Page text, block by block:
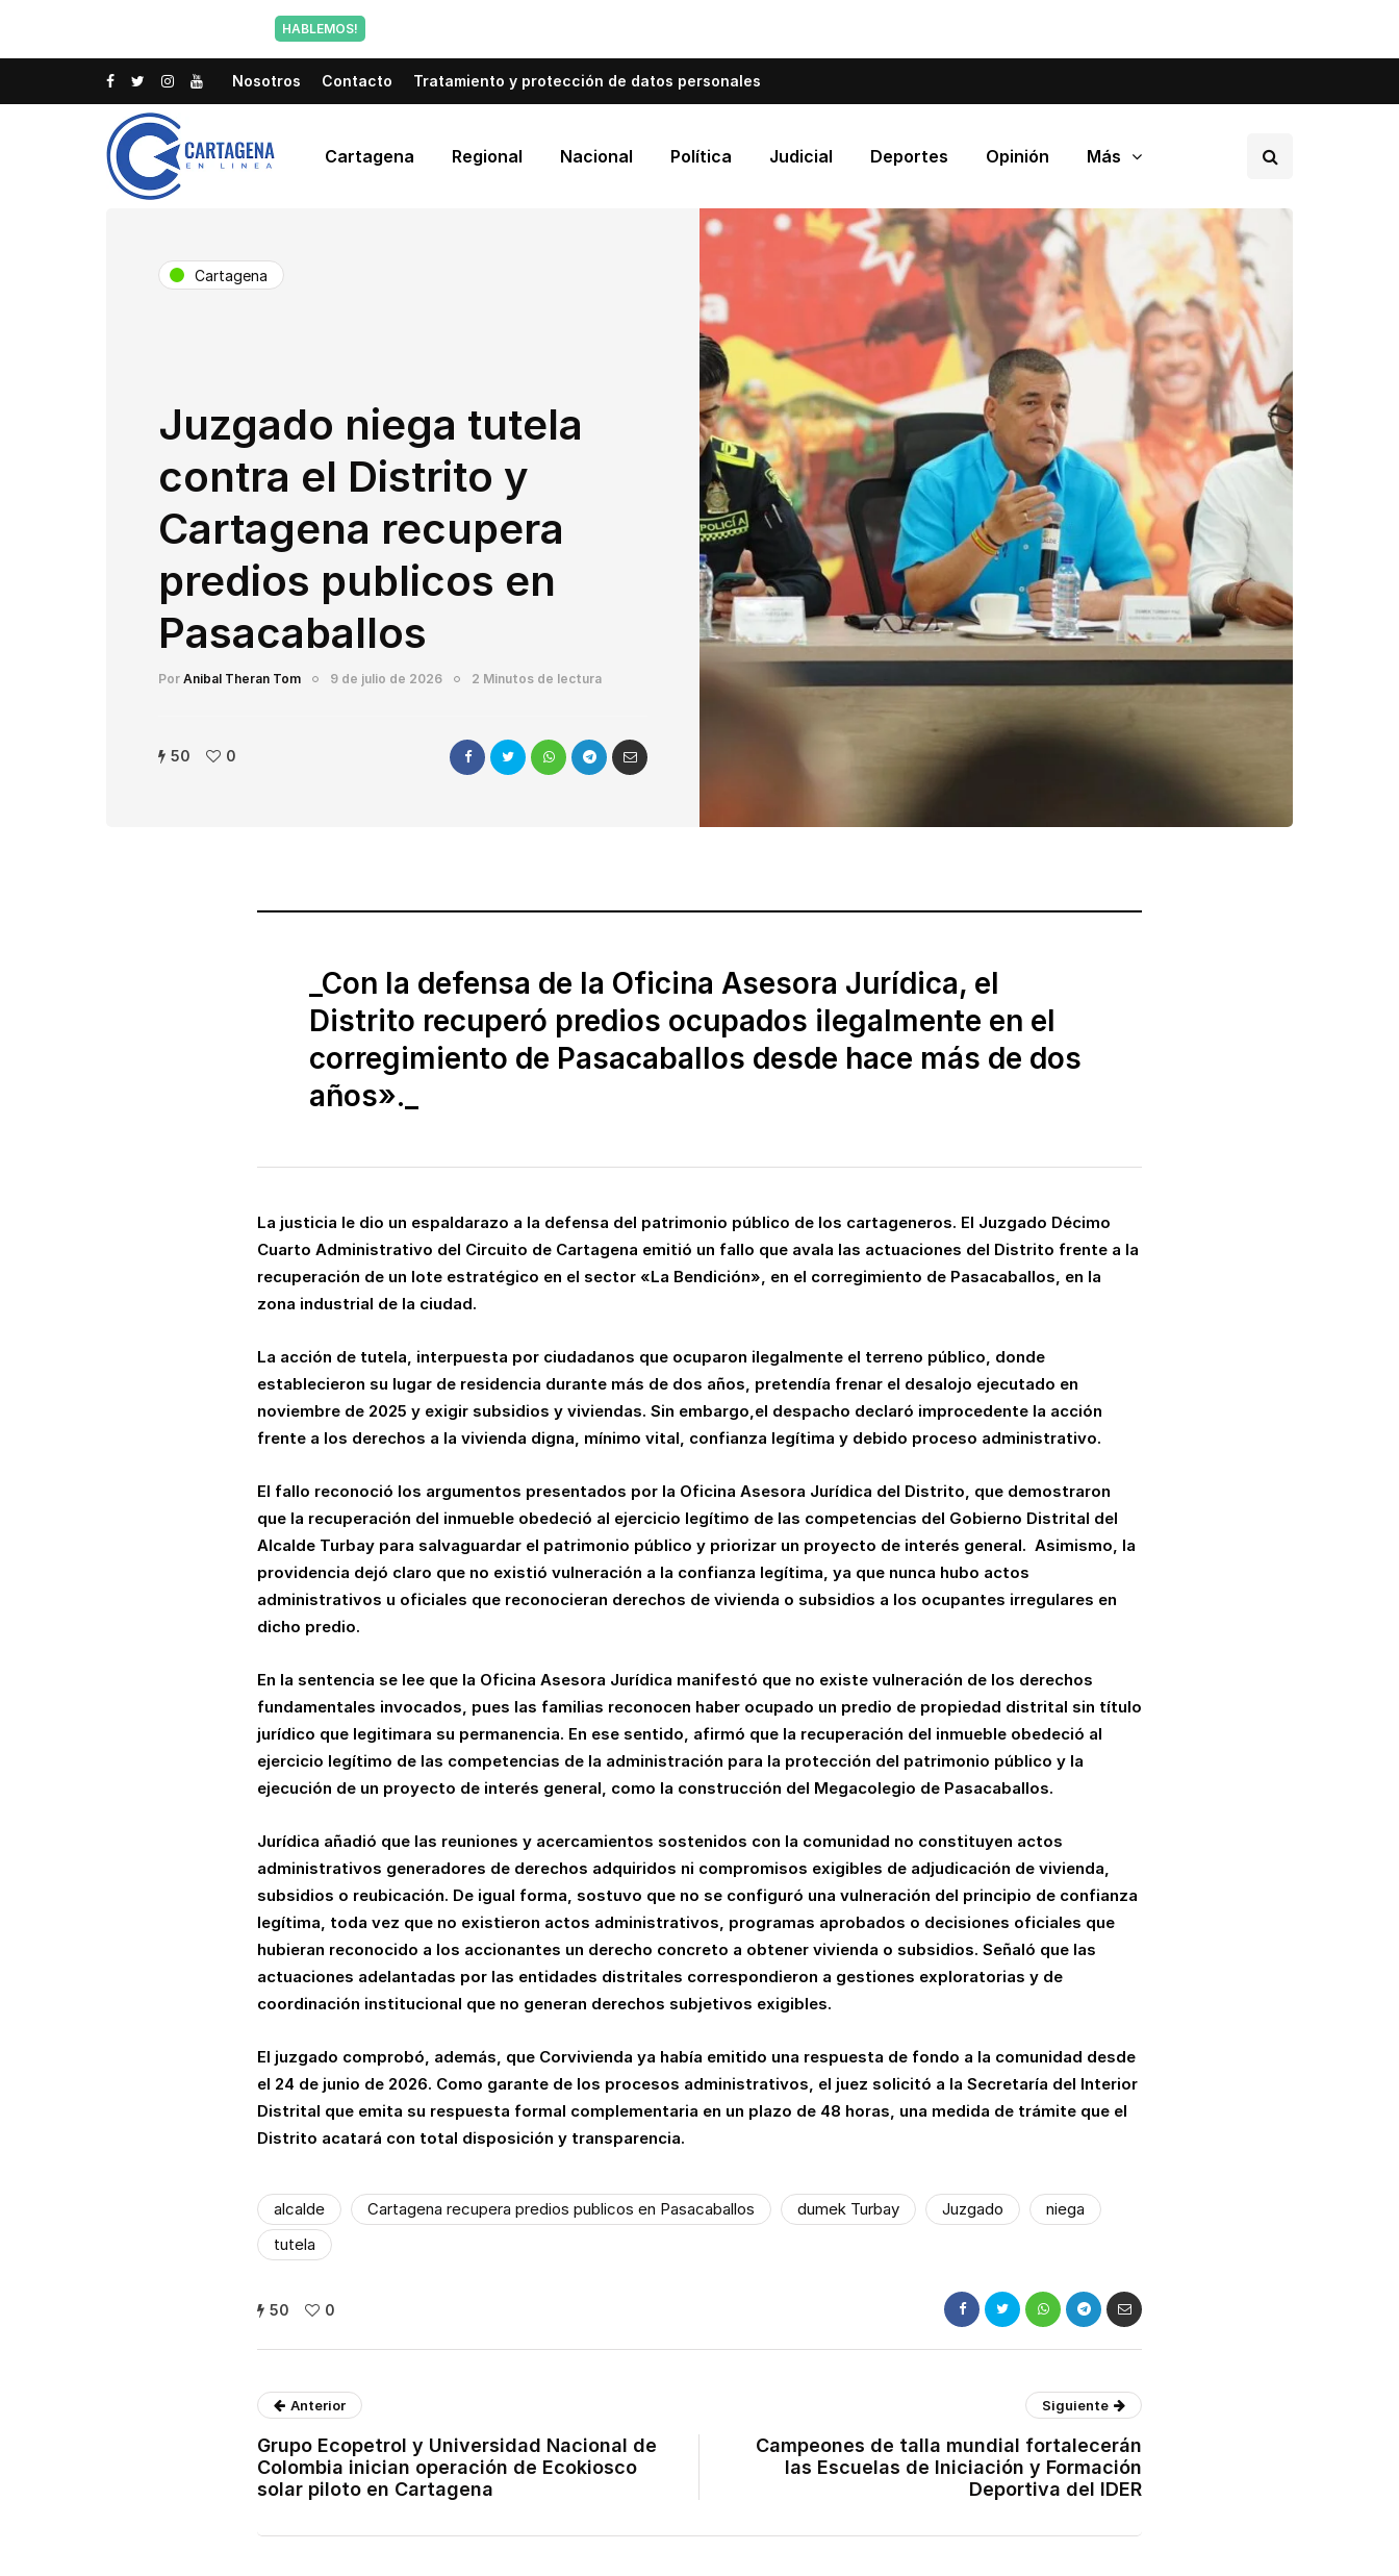
HABLEMOS!
Nosotros Contacto Tratamiento y protección de datos personales
Cartagena Regional Nacional Política Judicial Deportes Opinión Más
Cartagena
Juzgado niega tutela
contra el Distrito y
Cartagena recupera
predios publicos en
Pasacaballos
Por Anibal Theran Tom 9 de julio de 2026 2 Minutos de lectura
50 0
_Con la defensa de la Oficina Asesora Jurídica, el
Distrito recuperó predios ocupados ilegalmente en el
corregimiento de Pasacaballos desde hace más de dos
años»._
La justicia le dio un espaldarazo a la defensa del patrimonio público de los cartageneros. El Juzgado Décimo
Cuarto Administrativo del Circuito de Cartagena emitió un fallo que avala las actuaciones del Distrito frente a la
recuperación de un lote estratégico en el sector «La Bendición», en el corregimiento de Pasacaballos, en la
zona industrial de la ciudad.
La acción de tutela, interpuesta por ciudadanos que ocuparon ilegalmente el terreno público, donde
establecieron su lugar de residencia durante más de dos años, pretendía frenar el desalojo ejecutado en
noviembre de 2025 y exigir subsidios y viviendas. Sin embargo,el despacho declaró improcedente la acción
frente a los derechos a la vivienda digna, mínimo vital, confianza legítima y debido proceso administrativo.
El fallo reconoció los argumentos presentados por la Oficina Asesora Jurídica del Distrito, que demostraron
que la recuperación del inmueble obedeció al ejercicio legítimo de las competencias del Gobierno Distrital del
Alcalde Turbay para salvaguardar el patrimonio público y priorizar un proyecto de interés general. Asimismo, la
providencia dejó claro que no existió vulneración a la confianza legítima, ya que nunca hubo actos
administrativos u oficiales que reconocieran derechos de vivienda o subsidios a los ocupantes irregulares en
dicho predio.
En la sentencia se lee que la Oficina Asesora Jurídica manifestó que no existe vulneración de los derechos
fundamentales invocados, pues las familias reconocen haber ocupado un predio de propiedad distrital sin título
jurídico que legitimara su permanencia. En ese sentido, afirmó que la recuperación del inmueble obedeció al
ejercicio legítimo de las competencias de la administración para la protección del patrimonio público y la
ejecución de un proyecto de interés general, como la construcción del Megacolegio de Pasacaballos.
Jurídica añadió que las reuniones y acercamientos sostenidos con la comunidad no constituyen actos
administrativos generadores de derechos adquiridos ni compromisos exigibles de adjudicación de vivienda,
subsidios o reubicación. De igual forma, sostuvo que no se configuró una vulneración del principio de confianza
legítima, toda vez que no existieron actos administrativos, programas aprobados o decisiones oficiales que
hubieran reconocido a los accionantes un derecho concreto a obtener vivienda o subsidios. Señaló que las
actuaciones adelantadas por las entidades distritales correspondieron a gestiones exploratorias y de
coordinación institucional que no generan derechos subjetivos exigibles.
El juzgado comprobó, además, que Corvivienda ya había emitido una respuesta de fondo a la comunidad desde
el 24 de junio de 2026. Como garante de los procesos administrativos, el juez solicitó a la Secretaría del Interior
Distrital que emita su respuesta formal complementaria en un plazo de 48 horas, una medida de trámite que el
Distrito acatará con total disposición y transparencia.
alcalde Cartagena recupera predios publicos en Pasacaballos dumek Turbay Juzgado
niega
tutela
50 0
Anterior
Grupo Ecopetrol y Universidad Nacional de
Colombia inician operación de Ecokiosco
solar piloto en Cartagena
Siguiente
Campeones de talla mundial fortalecerán
las Escuelas de Iniciación y Formación
Deportiva del IDER